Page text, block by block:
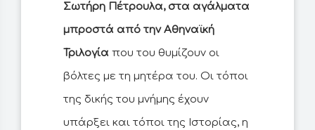
Σωτήρη Πέτρουλα, στα αγάλματα
μπροστά από την Αθηναϊκή
Τριλογία που του θυμίζουν οι
βόλτες με τη μητέρα του. Οι τόποι
της δικής του μνήμης έχουν
υπάρξει και τόποι της Ιστορίας, η